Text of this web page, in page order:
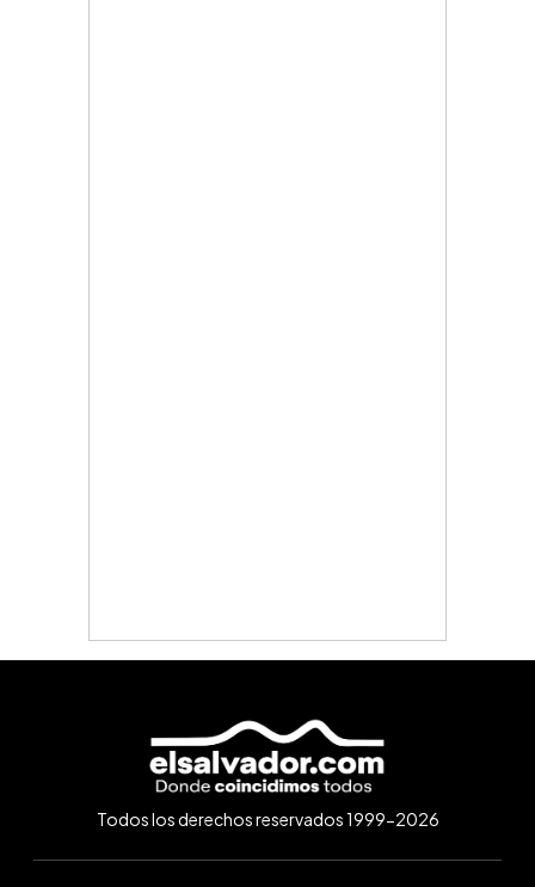
Todos los derechos reservados 1999-2026